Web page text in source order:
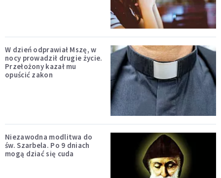
W dzień odprawiał Mszę, w
nocy prowadził drugie życie.
Przełożony kazał mu
opuścić zakon
Niezawodna modlitwa do
św. Szarbela. Po 9 dniach
mogą dziać się cuda